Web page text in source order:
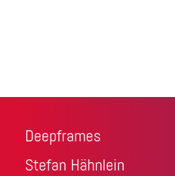
Deepframes
Stefan Hähnlein